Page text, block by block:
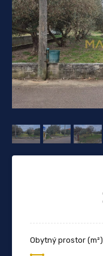
Obytný prostor (m²)